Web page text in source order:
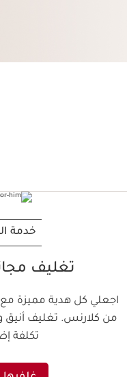
خدمة
تغليف
اجعلي كل هدية مميزة مع
من كلارنس. تغليف أنيق
تكلفة